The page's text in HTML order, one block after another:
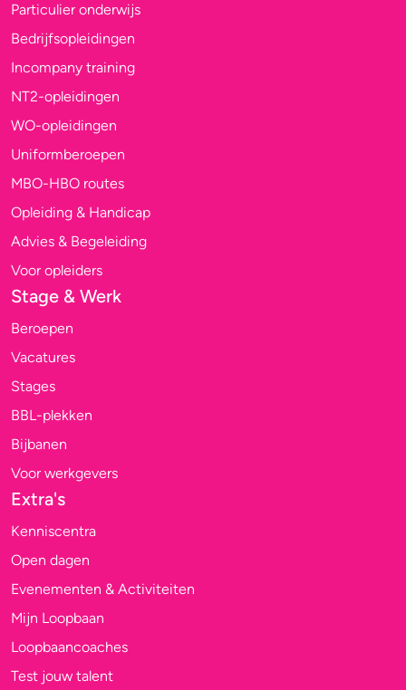
Particulier onderwijs
Bedrijfsopleidingen
Incompany training
NT2-opleidingen
WO-opleidingen
Uniformberoepen
MBO-HBO routes
Opleiding & Handicap
Advies & Begeleiding
Voor opleiders
Stage & Werk
Beroepen
Vacatures
Stages
BBL-plekken
Bijbanen
Voor werkgevers
Extra's
Kenniscentra
Open dagen
Evenementen & Activiteiten
Mijn Loopbaan
Loopbaancoaches
Test jouw talent